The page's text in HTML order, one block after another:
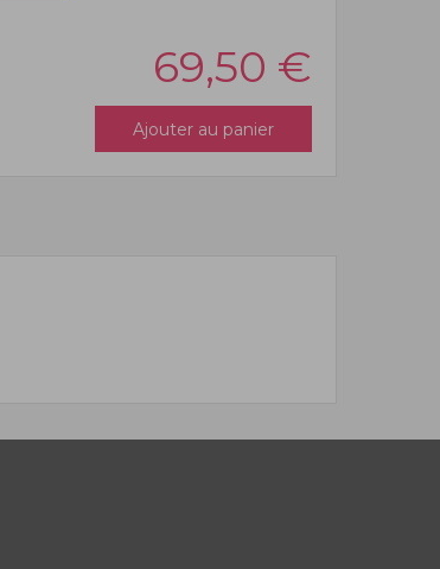
69,50 €
Ajouter au panier